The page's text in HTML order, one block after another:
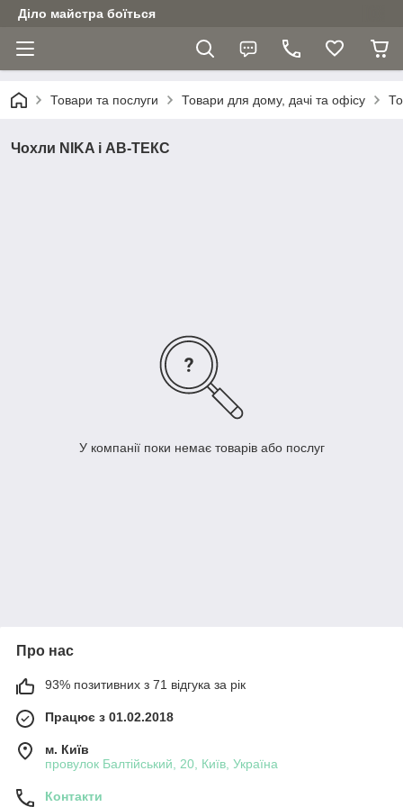
Діло майстра боїться
Товари та послуги Товари для дому, дачі та офісу
Чохли NIKA і АВ-ТЕКС
У компанії поки немає товарів або послуг
Про нас
93% позитивних з 71 відгука за рік
Працює з 01.02.2018
м. Київ
провулок Балтійський, 20, Київ, Україна
Контакти